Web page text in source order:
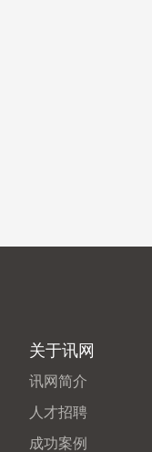
关于讯网
讯网简介
人才招聘
成功案例